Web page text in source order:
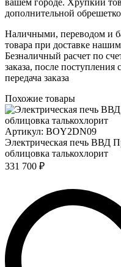
дополнительной
Наличными, переводом и
товара при доставке
Безналичный расчет по
заказа, после поступления
передача заказа
Похожие товары
Артикул: BOY2DN09
Электрическая печь ВВД
облицовка талькохлорит
331 700 ₽